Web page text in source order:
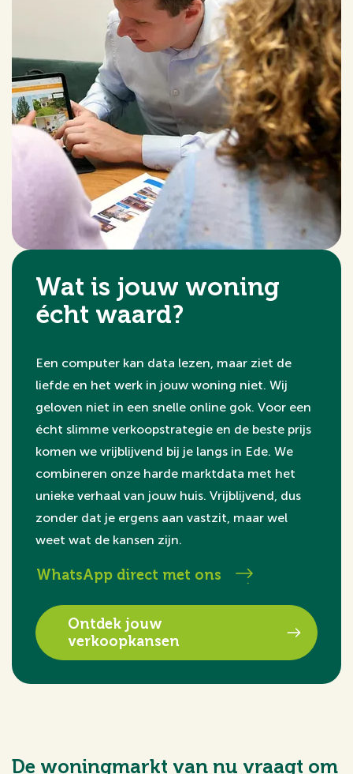
Wat is jouw woning
écht waard?
Een computer kan data lezen, maar ziet de
liefde en het werk in jouw woning niet. Wij
geloven niet in een snelle online gok. Voor een
écht slimme verkoopstrategie en de beste prijs
komen we vrijblijvend bij je langs in Ede. We
combineren onze harde marktdata met het
unieke verhaal van jouw huis. Vrijblijvend, dus
zonder dat je ergens aan vastzit, maar wel
weet wat de kansen zijn.
WhatsApp direct met ons
Ontdek jouw
verkoopkansen
De woningmarkt van nu vraagt om